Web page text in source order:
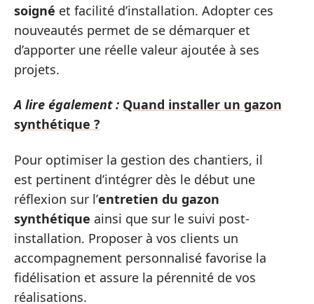
soigné et facilité d’installation. Adopter ces
nouveautés permet de se démarquer et
d’apporter une réelle valeur ajoutée à ses
projets.
A lire également : Quand installer un gazon
synthétique ?
Pour optimiser la gestion des chantiers, il
est pertinent d’intégrer dès le début une
réflexion sur l’entretien du gazon
synthétique ainsi que sur le suivi post-
installation. Proposer à vos clients un
accompagnement personnalisé favorise la
fidélisation et assure la pérennité de vos
réalisations.